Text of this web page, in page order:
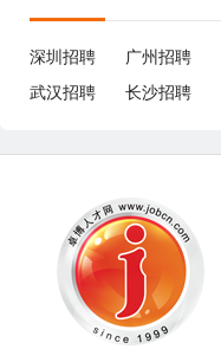
深圳招聘 广州招聘
武汉招聘
长沙招聘